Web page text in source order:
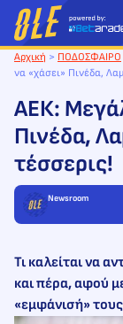
Μετάβαση
στο
περιεχόμενο
Αρχική > ΠΟΔΟΣΦΑΙΡΟ
να «χάσει» Πινέδα,
ΑΕΚ:
Πινέδα,
τέσσερις!
Newsroom
Τι καλείται να
και πέρα, αφού
«εμφάνισή» τους